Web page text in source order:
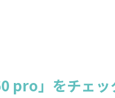
pro」をチェッ